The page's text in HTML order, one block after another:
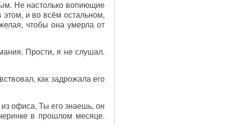
Не настолько вопиющие
этом, и во всём остальном,
чтобы она умерла от
Прости, я не слушал.
как задрожала его
офиса. Ты его знаешь, он
в прошлом месяце.